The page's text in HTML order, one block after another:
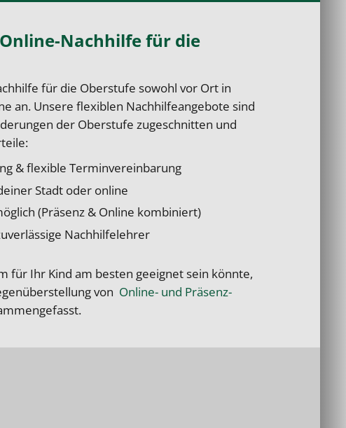
Nachhilfe für die
für die Oberstufe sowohl vor Ort in
an. Unsere flexiblen Nachhilfeangebote sind
der Oberstufe zugeschnitten und
& flexible Terminvereinbarung
Stadt oder online
(Präsenz & Online kombiniert)
Nachhilfelehrer
für Ihr Kind am besten geeignet sein könnte,
von Online- und Präsenz-